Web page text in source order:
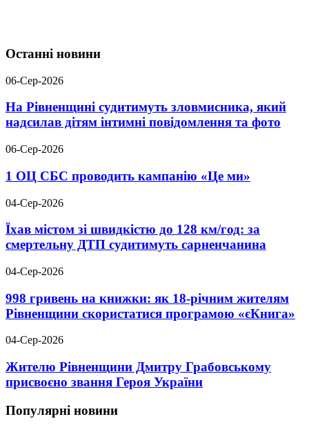
Останні новини
06-Сер-2026
На Рівненщині судитимуть зловмисника, який
надсилав дітям інтимні повідомлення та фото
06-Сер-2026
1 ОЦ СБС проводить кампанію «Це ми»
04-Сер-2026
Їхав містом зі швидкістю до 128 км/год: за
смертельну ДТП судитимуть сарненчанина
04-Сер-2026
998 гривень на книжки: як 18-річним жителям
Рівненщини скористатися програмою «єКнига»
04-Сер-2026
Жителю Рівненщини Дмитру Грабовському
присвоєно звання Героя України
Популярні новини